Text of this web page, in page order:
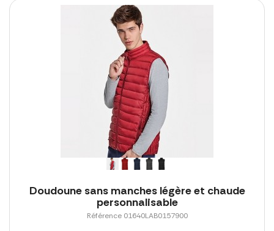
Doudoune sans manches légère et chaude
personnalisable
Référence 01640LAB0157900